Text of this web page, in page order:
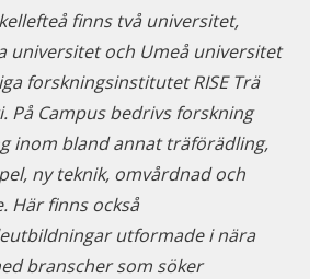
finns två universitet,
universitet och Umeå universitet
forskningsinstitutetRISETrä
På Campus bedrivs forskning
inom bland annat träförädling,
ny teknik, omvårdnad och
Här finns också
utformade i nära
branscher som söker